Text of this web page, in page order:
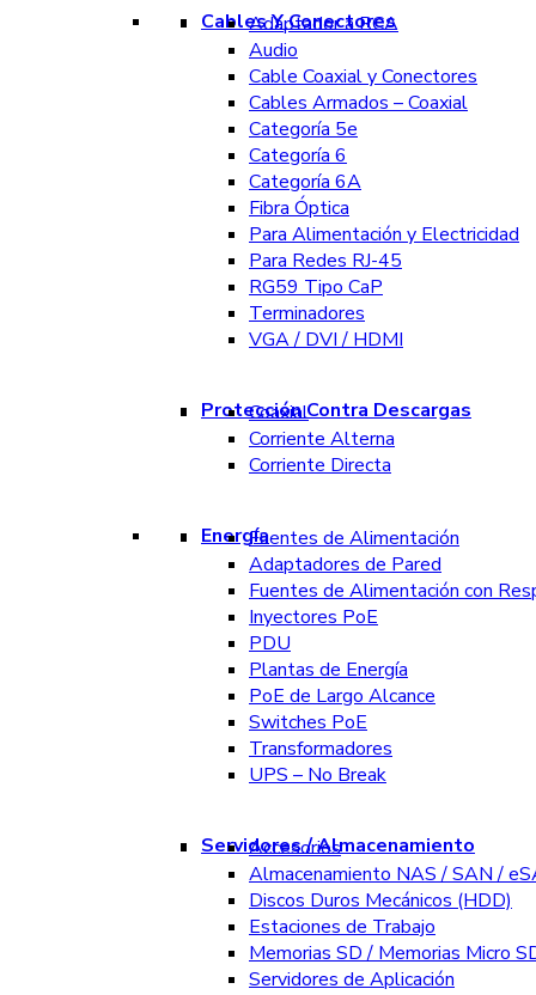
Cables Y Conectores
Adaptador a RCA
Audio
Cable Coaxial y Conectores
Cables Armados – Coaxial
Categoría 5e
Categoría 6
Categoría 6A
Fibra Óptica
Para Alimentación y Electricidad
Para Redes RJ-45
RG59 Tipo CaP
Terminadores
VGA / DVI / HDMI
Protección Contra Descargas
Coaxial
Corriente Alterna
Corriente Directa
EnergíaFuentes de Alimentación
Adaptadores de Pared
Fuentes de Alimentación con
Inyectores PoE
PDU
Plantas de Energía
PoE de Largo Alcance
Switches PoE
Transformadores
UPS – No Break
Servidores / Almacenamiento
Accesorios
Almacenamiento NAS / SAN /
Discos Duros Mecánicos (HDD)
Estaciones de Trabajo
Memorias SD / Memorias Micro
Servidores de Aplicación